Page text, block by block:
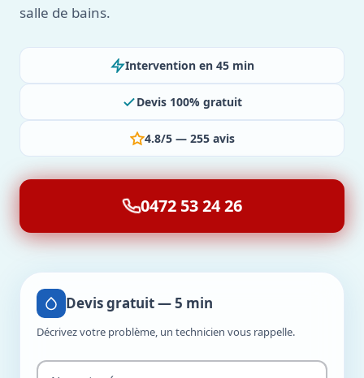
salle de bains.
Intervention en 45 min
Devis 100% gratuit
4.8/5 — 255 avis
0472 53 24 26
Devis gratuit — 5 min
Décrivez votre problème, un technicien vous rappelle.